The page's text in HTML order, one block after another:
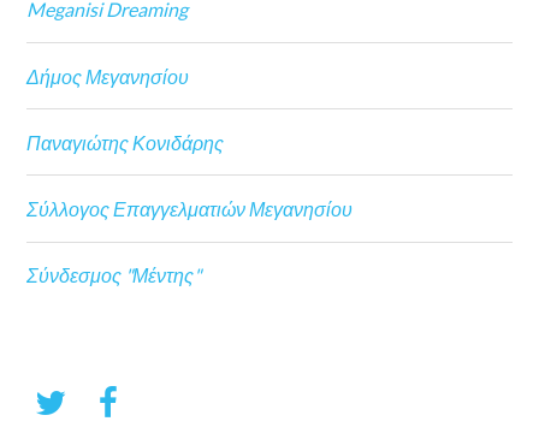
Meganisi Dreaming
Δήμος Μεγανησίου
Παναγιώτης Κονιδάρης
Σύλλογος Επαγγελματιών Μεγανησίου
Σύνδεσμος "Μέντης"